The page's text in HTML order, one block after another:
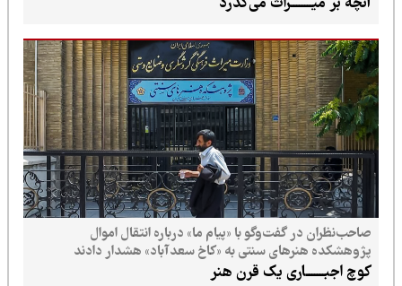
صاحب‌نظران در گفت‌وگو با «پیام ما» درباره انتقال اموال
پژوهشکده هنرهای سنتی به «کاخ سعدآباد» هشدار دادند
کوچ اجبـــــــاری یک قرن هنر